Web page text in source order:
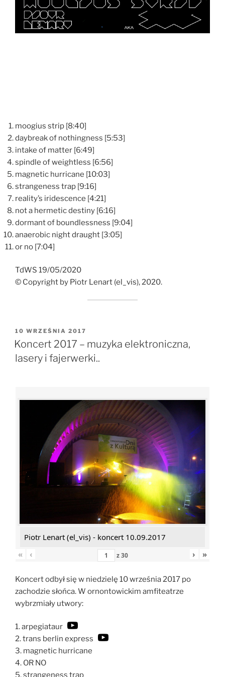
moogius strip [8:40]
daybreak of nothingness [5:53]
intake of matter [6:49]
spindle of weightless [6:56]
magnetic hurricane [10:03]
strangeness trap [9:16]
reality’s iridescence [4:21]
not a hermetic destiny [6:16]
dormant of boundlessness [9:04]
anaerobic night draught [3:05]
or no [7:04]
TdWS 19/05/2020
© Copyright by Piotr Lenart (el_vis), 2020.
OPUBLIKOWANE
W
10 WRZEŚNIA 2017
Koncert 2017 – muzyka elektroniczna,
lasery i fajerwerki..
Piotr Lenart (el_vis) - koncert 10.09.2017
«
‹ z30 › »
Koncert odbył się w niedzielę 10 września 2017 po
zachodzie słońca. W ornontowickim amfiteatrze
wybrzmiały utwory:
1. arpegiataur
2. trans berlin express
3. magnetic hurricane
4. OR NO
5. strangeness trap